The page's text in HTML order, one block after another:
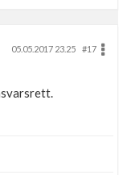
05.05.2017 23.25
#17